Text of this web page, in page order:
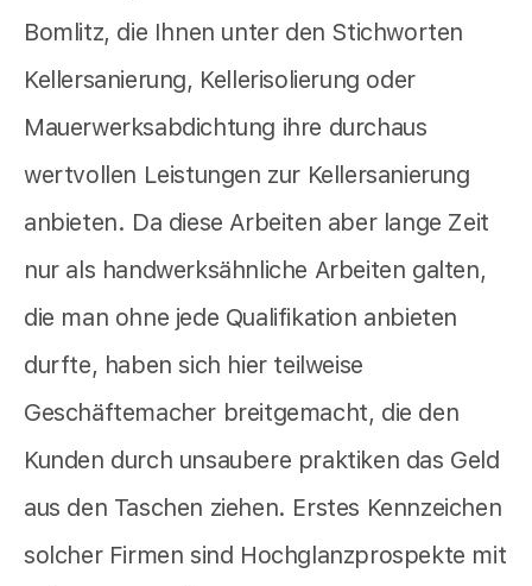
Bomlitz, die Ihnen unter den Stichworten
Kellersanierung, Kellerisolierung oder
Mauerwerksabdichtung ihre durchaus
wertvollen Leistungen zur Kellersanierung
anbieten. Da diese Arbeiten aber lange Zeit
nur als handwerksähnliche Arbeiten galten,
die man ohne jede Qualifikation anbieten
durfte, haben sich hier teilweise
Geschäftemacher breitgemacht, die den
Kunden durch unsaubere praktiken das Geld
aus den Taschen ziehen. Erstes Kennzeichen
solcher Firmen sind Hochglanzprospekte mit